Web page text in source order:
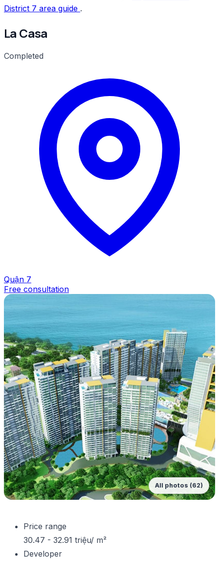
District 7 area guide .
La Casa
Completed
Quận 7
Free consultation
All photos (62)
Price range
30.47 - 32.91 triệu/ m²
Developer